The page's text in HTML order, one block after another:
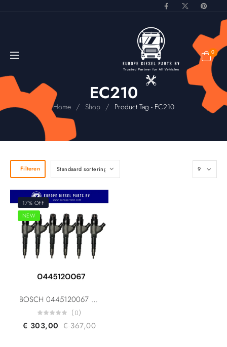
0
EC210
Home / Shop / Product Tag - EC210
Filteren
17% OFF
NEW
BOSCH 0445120067 0445120068 04290987 4290987 7420798683 20798683 961204640054 For KHD Renault/Volvo
(0)
€ 303,00 €367,00